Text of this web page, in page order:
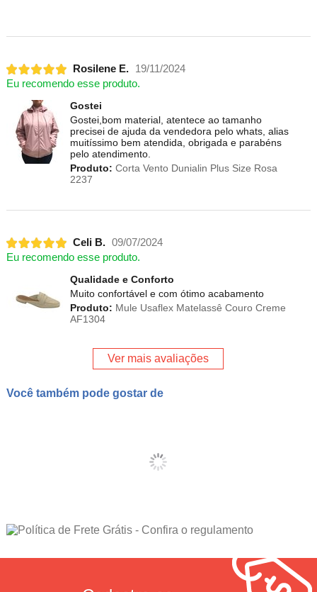
Rosilene E.
19/11/2024
Eu recomendo esse produto.
Gostei
Gostei,bom material, atentece ao tamanho
precisei de ajuda da vendedora pelo whats, alias
muitíssimo bem atendida, obrigada e parabéns
pelo atendimento.
Produto: Corta Vento Dunialin Plus Size Rosa
2237
Celi B. 09/07/2024
Eu recomendo esse produto.
Qualidade e Conforto
Muito confortável e com ótimo acabamento
Produto: Mule Usaflex Matelassê Couro Creme
AF1304
Ver mais avaliações
Você também pode gostar de